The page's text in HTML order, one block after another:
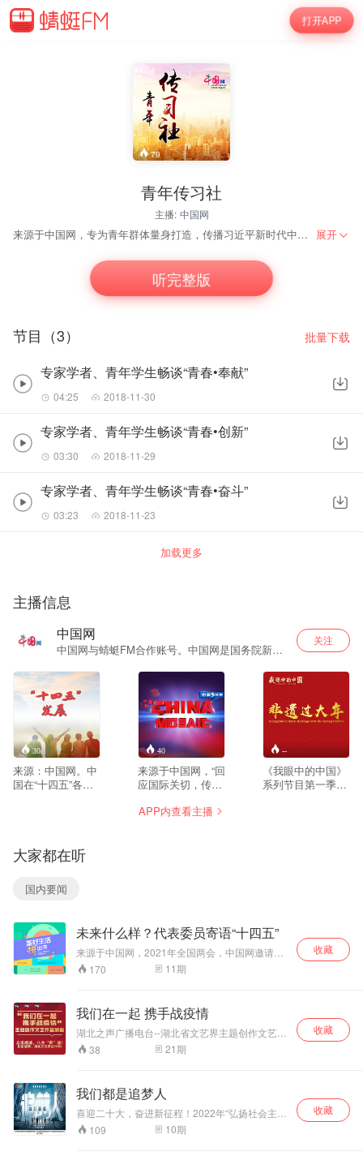
打开APP
79
青年传习社
主播: 中国网
来源于中国网，专为青年群体量身打造，传播习近平新时代中国特色社会主义思想的平台；以现场交流分享、互动的方式，与广大青年分享习近平新时代中国特色社会主义思想，让广大青年将习近平新时代中国特色社会主义思想应用到学习和生活中去。 展开
听完整版
节目（3） 批量下载
专家学者、青年学生畅谈“青春•奉献”
04:25 2018-11-30
专家学者、青年学生畅谈“青春•创新”
03:30 2018-11-29
专家学者、青年学生畅谈“青春•奋斗”
03:23 2018-11-23
加载更多
主播信息
中国网
中国网与蜻蜓FM合作账号。中国网是国务院新闻
家重点新闻网站。共10个语种11个文版。
关注
30
来源：中国网。中
国在“十四五”各领
40
来源于中国网，“回
应国际关切，传播
《CHINA
热点事件，回应关
切、表达观点，及
时传播中国立场与
声音。
--
《我眼中的中国》
系列节目第一季
艺、京剧彩塑脸谱
等八种具有代表性
的非遗项目为主
体验非遗艺术的创
作，深入体会其中
蕴含的精神内涵，
APP内查看主播
大家都在听
国内要闻
未来什么样？代表委员寄语“十四五”
来源于中国网，2021年全国两会，中国网邀请张
伯礼、王建宇、孙昌隆、张云勇等十余位代表委
员，谈愿景话蓝图，一起寄语“十四五”！蓝图已绘
170 11期
收藏
我们在一起 携手战疫情
湖北之声广播电台--湖北省文艺界主题创作文艺作
品展播
38 21期
收藏
我们都是追梦人
喜迎二十大，奋进新征程！2022年“弘扬社会主义
核心价值观 共筑中国梦”主题原创网络视听节目展
播。 该片讲述10位中国香港青年在内地的创业、
109 10期
收藏